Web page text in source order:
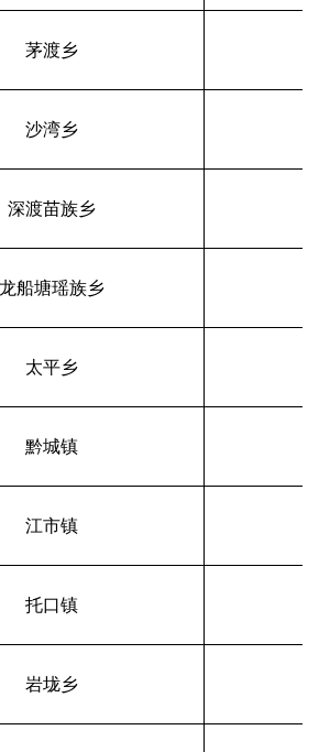
茅渡乡
沙湾乡
深渡苗族乡
龙船塘瑶族乡
太平乡
黔城镇
江市镇
托口镇
岩垅乡